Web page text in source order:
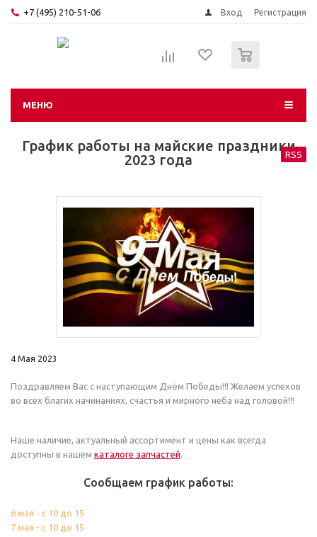
+7 (495) 210-51-06 Вход Регистрация
МЕНЮ
График работы на майские праздники
2023 года
RSS
4 Мая 2023
Поздравляем Вас с наступающим Днём Победы!!! Желаем успехов
во всех благих начинаниях, счастья и мирного неба над головой!!!
Наше наличие, актуальный ассортимент и цены как всегда
доступны в нашем каталоге запчастей.
Сообщаем график работы:
6 мая - с 10 до 15
7 мая - с 10 до 15